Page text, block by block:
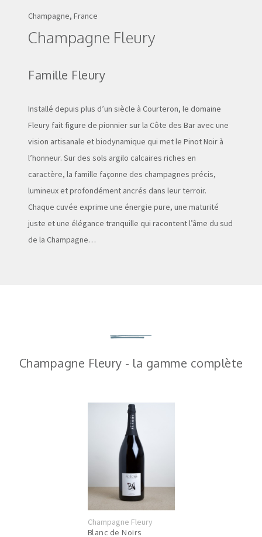
Champagne, France
Champagne Fleury
Famille Fleury
Installé depuis plus d’un siècle à Courteron, le domaine
Fleury fait figure de pionnier sur la Côte des Bar avec une
vision artisanale et biodynamique qui met le Pinot Noir à
l’honneur. Sur des sols argilo calcaires riches en
caractère, la famille façonne des champagnes précis,
lumineux et profondément ancrés dans leur terroir.
Chaque cuvée exprime une énergie pure, une maturité
juste et une élégance tranquille qui racontent l’âme du sud
de la Champagne…
Champagne Fleury - la gamme complète
Champagne Fleury
Blanc de Noirs